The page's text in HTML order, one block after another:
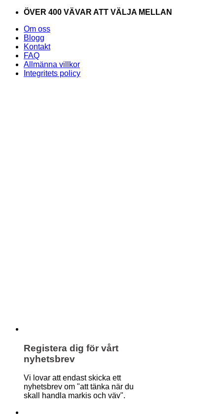
Skip
content
ÖVER 400 VÄVAR ATT VÄLJA MELLAN
Om oss
Blogg
Kontakt
FAQ
Allmänna villkor
Integritets policy
Registera dig för vårt
nyhetsbrev
Vi lovar att endast skicka ett
nyhetsbrev om "att tänka när du
skall handla markis och väv".